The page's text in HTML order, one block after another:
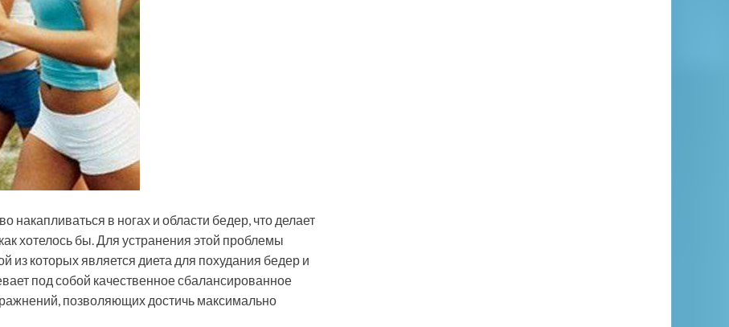
в ногах и области бедер, что делает
хотелось бы. Для устранения этой проблемы
из которых является диета для похудания бедер и
под собой качественное сбалансированное
позволяющих достичь максимально